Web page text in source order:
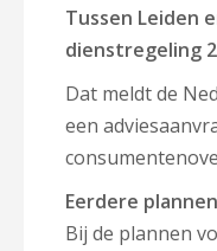
Tussen Leiden
dienstregeling
Dat meldt de
een
Eerdere plannen
Bij de plannen